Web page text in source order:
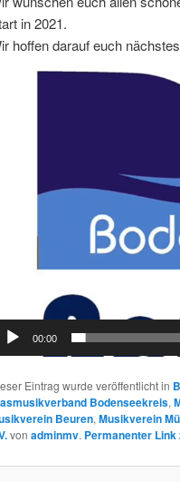
in 2021.
hoffen darauf euch
00:00
Eintrag wurde veröffentlicht in
Bodenseekreis,
Beuren, Musikverein
von adminmv. Permanenter Link